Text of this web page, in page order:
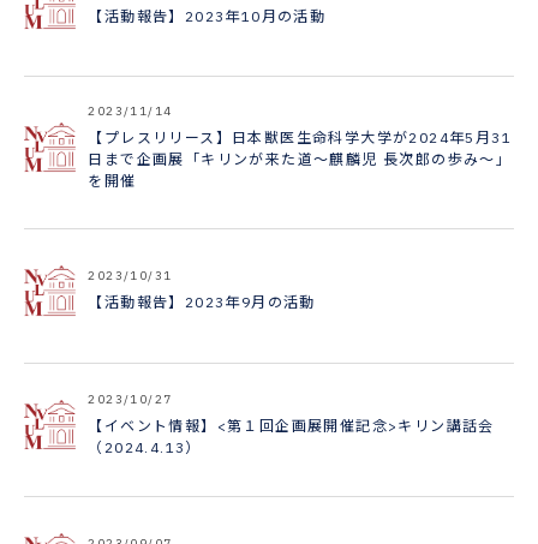
【活動報告】2023年10月の活動
2023/11/14
【プレスリリース】日本獣医生命科学大学が2024年5月31
日まで企画展「キリンが来た道～麒麟児 長次郎の歩み～」
を開催
2023/10/31
【活動報告】2023年9月の活動
2023/10/27
【イベント情報】<第１回企画展開催記念>キリン講話会
（2024.4.13）